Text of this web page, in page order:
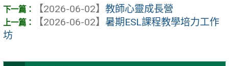
【2026-06-02】 教師心靈成長營
【2026-06-02】 暑期ESL課程教學培力工作
坊